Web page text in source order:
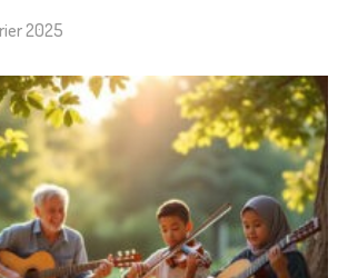
2025